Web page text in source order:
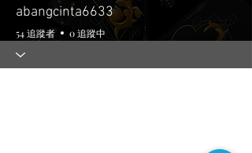
abangcinta6633
54 追蹤者 0 追蹤中